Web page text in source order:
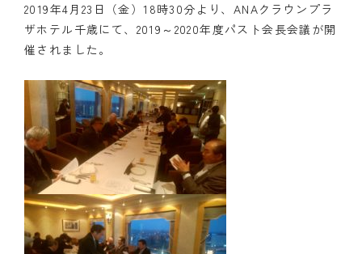
年間プログラム
木曜会
組織図
クラブのあゆみ
クラブの歴史
歴代会長・幹事
記念誌
2019年4月23日（金）18時30分より、ANAクラウンプラ
ザホテル千歳にて、2019～2020年度パスト会長会議が開
催されました。